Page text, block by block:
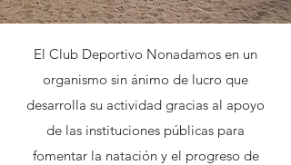
El Club Deportivo Nonadamos en un
organismo sin ánimo de lucro que
desarrolla su actividad gracias al apoyo
de las instituciones públicas para
fomentar la natación y el progreso de